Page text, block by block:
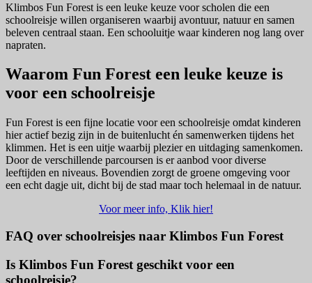
Klimbos Fun Forest is een leuke keuze voor scholen die een
schoolreisje willen organiseren waarbij avontuur, natuur en samen
beleven centraal staan. Een schooluitje waar kinderen nog lang over
napraten.
Waarom Fun Forest een leuke keuze is
voor een schoolreisje
Fun Forest is een fijne locatie voor een schoolreisje omdat kinderen
hier actief bezig zijn in de buitenlucht én samenwerken tijdens het
klimmen. Het is een uitje waarbij plezier en uitdaging samenkomen.
Door de verschillende parcoursen is er aanbod voor diverse
leeftijden en niveaus. Bovendien zorgt de groene omgeving voor
een echt dagje uit, dicht bij de stad maar toch helemaal in de natuur.
Voor meer info, Klik hier!
FAQ over schoolreisjes naar Klimbos Fun Forest
Is Klimbos Fun Forest geschikt voor een
schoolreisje?